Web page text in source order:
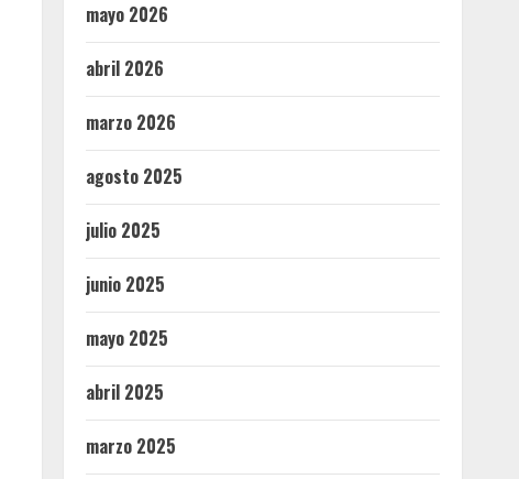
mayo 2026
abril 2026
marzo 2026
agosto 2025
julio 2025
junio 2025
mayo 2025
abril 2025
marzo 2025